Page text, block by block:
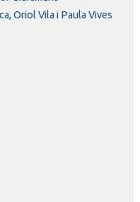
Oriol Vila i Paula Vives